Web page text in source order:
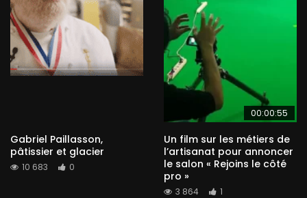
Gabriel Paillasson,
pâtissier et glacier
10 683 0
00:00:55
Un film sur les métiers de
l’artisanat pour annoncer
le salon « Rejoins le côté
pro »
3 864 1